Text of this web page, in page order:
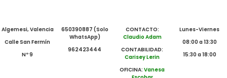
Algemesi, Valencia
Calle San Fermín
Nº 9
650390887 (Solo
WhatsApp)
962423444
CONTACTO:
Claudio Adam
CONTABILIDAD:
Carisey Lerin
OFICINA:Vanesa
Lunes-Viernes
08:00 a 13:30
15:30 a 18:00